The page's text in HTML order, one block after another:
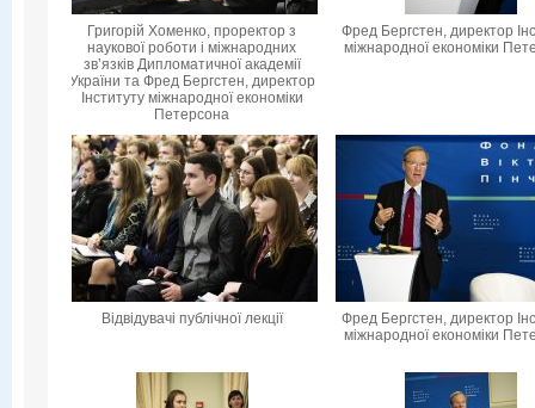
Григорій Хоменко, проректор з
наукової роботи і міжнародних
зв’язків Дипломатичної академії
України та Фред Бергстен, директор
Інституту міжнародної економіки
Петерсона
Фред Бергстен, директор
міжнародної економіки
Відвідувачі публічної лекції
Фред Бергстен, директор
міжнародної економіки